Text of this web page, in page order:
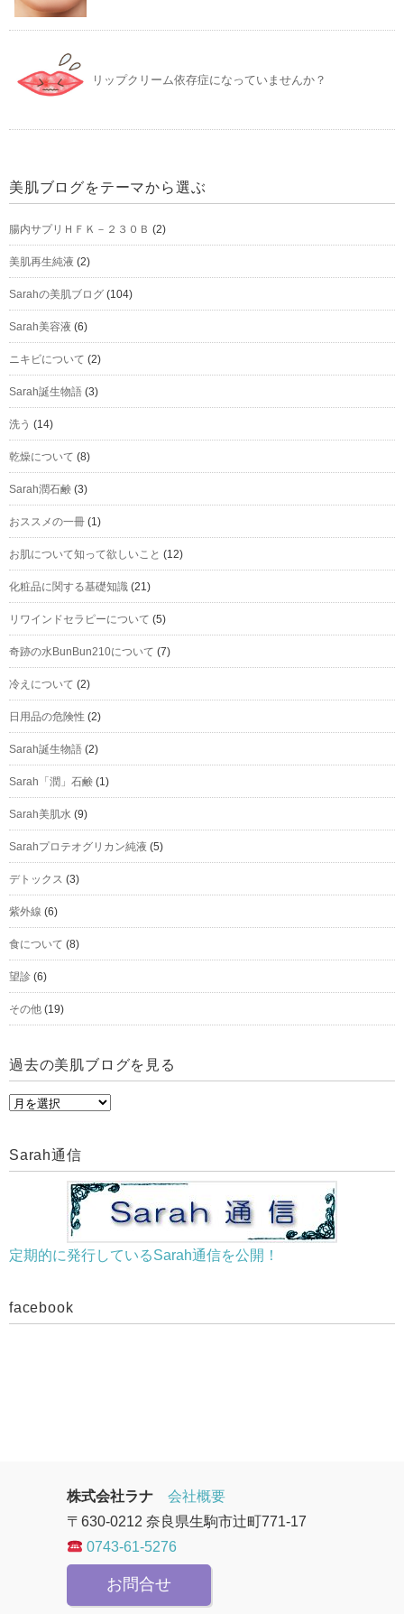
リップクリーム依存症になっていませんか？
美肌ブログをテーマから選ぶ
腸内サプリＨＦＫ－２３０Ｂ (2)
美肌再生純液 (2)
Sarahの美肌ブログ (104)
Sarah美容液 (6)
ニキビについて (2)
Sarah誕生物語 (3)
洗う (14)
乾燥について (8)
Sarah潤石鹸 (3)
おススメの一冊 (1)
お肌について知って欲しいこと (12)
化粧品に関する基礎知識 (21)
リワインドセラピーについて (5)
奇跡の水BunBun210について (7)
冷えについて (2)
日用品の危険性 (2)
Sarah誕生物語 (2)
Sarah「潤」石鹸 (1)
Sarah美肌水 (9)
Sarahプロテオグリカン純液 (5)
デトックス (3)
紫外線 (6)
食について (8)
望診 (6)
その他 (19)
過去の美肌ブログを見る
過
の
ロ
を
Sarah通信
定期的に発行しているSarah通信を公開！
facebook
株式会社ラナ
会社概要
〒630-0212 奈良県生駒市辻町771-17
0743-61-5276
お問合せ